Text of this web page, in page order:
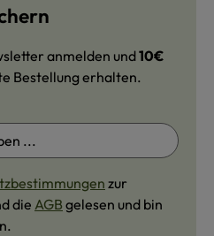
anmelden und10€
Bestellung erhalten.
zur
die AGB gelesen und bin